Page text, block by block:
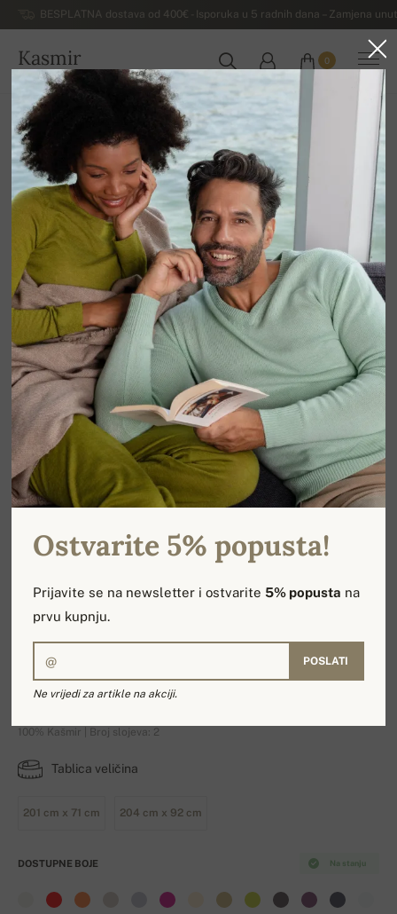
BESPLATNA dostava od 400€ - Isporuka u 5 radnih dana – Zamjena
Kasmir
HRVATSKA
0
Kuća
Pašmina Diamant
100% Kašmir | Broj slojeva: 2
Tablica veličina
201 cm x 71 cm 204 cm x 92 cm
Na stanju
DOSTUPNE BOJE
Ostvarite 5% popusta!
Prijavite se na newsletter i ostvarite5% popusta na
prvu kupnju.
POSLATI
Ne vrijedi za artikle na akciji.